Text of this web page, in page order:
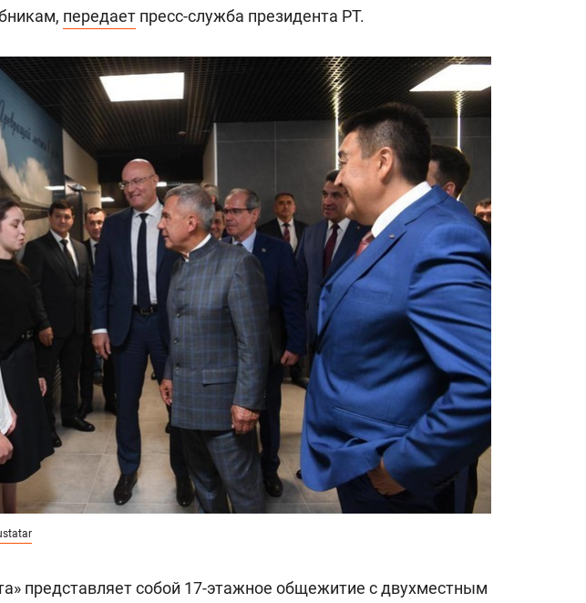
передает пресс-служба президента РТ.
представляет собой 17-этажное общежитие с двухместным